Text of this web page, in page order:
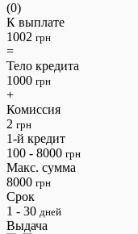
(0)
К выплате
1002 грн
=
Тело кредита
1000 грн
+
Комиссия
2 грн
1-й кредит
100 - 8000 грн
Макс. сумма
8000 грн
Срок
1 - 30 дней
Выдача